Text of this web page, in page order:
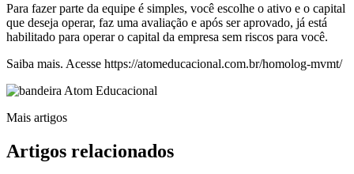
Para fazer parte da equipe é simples, você escolhe o ativo e o capital
que deseja operar, faz uma avaliação e após ser aprovado, já está
habilitado para operar o capital da empresa sem riscos para você.
Saiba mais. Acesse https://atomeducacional.com.br/homolog-mvmt/
Mais artigos
Artigos relacionados